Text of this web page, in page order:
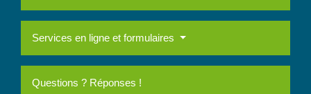
Services en ligne et formulaires
Questions ? Réponses !